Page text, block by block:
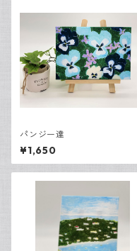
パンジー達
¥1,650